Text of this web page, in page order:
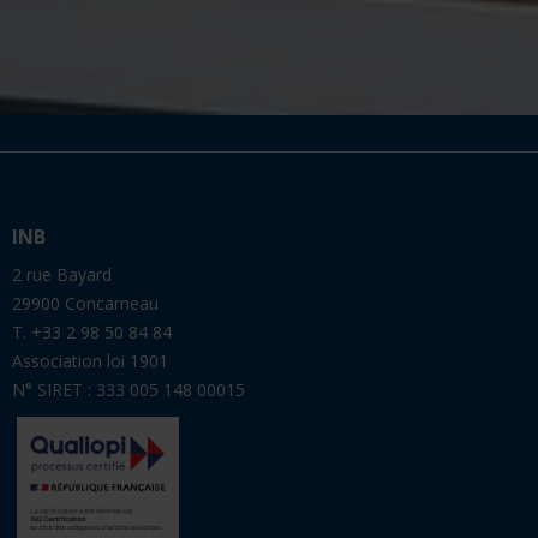
INB
2 rue Bayard
29900 Concarneau
T. +33 2 98 50 84 84
Association loi 1901
N° SIRET : 333 005 148 00015